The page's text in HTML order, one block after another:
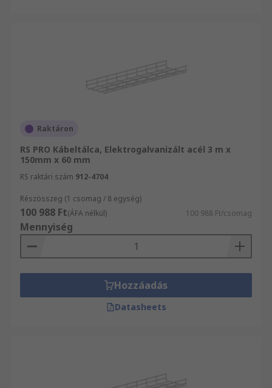
Raktáron
RS PRO Kábeltálca, Elektrogalvanizált acél 3 m x
150mm x 60 mm
RS raktári szám 912-4704
Részösszeg (1 csomag / 8 egység)
100 988 Ft(ÁFA nélkül) 100 988 Ft/csomag
Mennyiség
Hozzáadás
Datasheets